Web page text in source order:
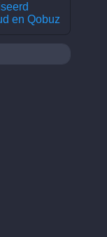
en Qobuz